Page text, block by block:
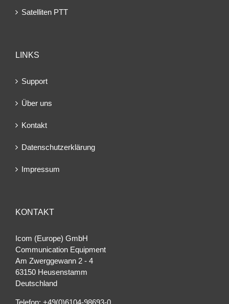
Satelliten PTT
LINKS
Support
Über uns
Kontakt
Datenschutzerklärung
Impressum
KONTAKT
Icom (Europe) GmbH
Communication Equipment
Am Zwerggewann 2 ‐ 4
63150 Heusenstamm
Deutschland